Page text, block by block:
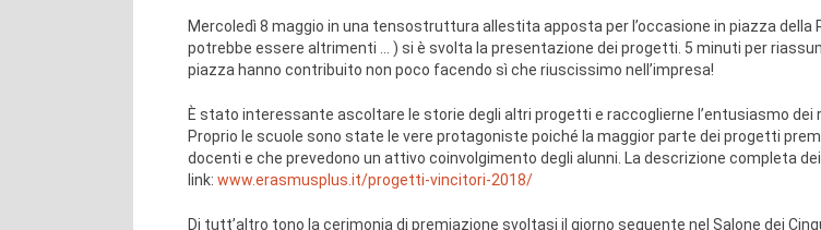
Mercoledì 8 maggio in una tensostruttura allestita apposta per l’occasione in piazza della
potrebbe essere altrimenti … ) si è svolta la presentazione dei progetti. 5 minuti per
piazza hanno contribuito non poco facendo sì che riuscissimo nell’impresa!
È stato interessante ascoltare le storie degli altri progetti e raccoglierne l’entusiasmo dei
Proprio le scuole sono state le vere protagoniste poiché la maggior parte dei progetti
docenti e che prevedono un attivo coinvolgimento degli alunni. La descrizione completa
link: www.erasmusplus.it/progetti-vincitori-2018/
Di tutt’altro tono la cerimonia di premiazione svoltasi il giorno seguente nel Salone dei